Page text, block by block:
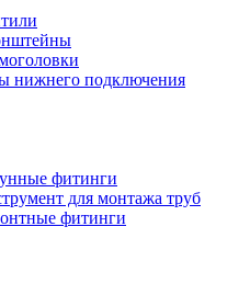
нижнего подключения
фитинги
для монтажа труб
фитинги